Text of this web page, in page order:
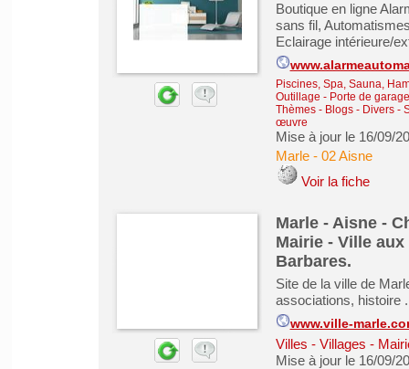
Boutique en ligne
sans fil,
Eclairage intérieure/
Piscines, Spa, Sauna,
Outillage - Porte de
Thèmes - Blogs - Divers -
œuvre
Mise à jour le 16/09/
Marle- 02 Aisne
Voir la fiche
Marle - Aisne -
Mairie - Ville
Barbares.
Site de la ville de
associations, histoire
www.ville-
Villes - Villages -
Mise à jour le 16/09/